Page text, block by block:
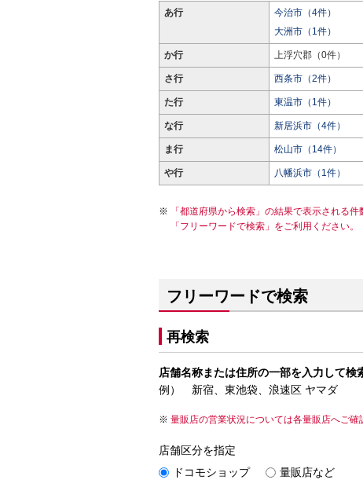
あ行 今治市（4件）
大洲市（1件）
か行 上浮穴郡（0件）
さ行 西条市（2件）
た行 東温市（1件）
な行 新居浜市（4件）
ま行 松山市（14件）
や行 八幡浜市（1件）
「都道府県から検索」の結果で表示される
「フリーワードで検索」をご利用ください。
フリーワードで検索
再検索
店舗名称または住所の一部を入力して検
例） 新宿、東池袋、浪速区 ヤマダ
量販店の営業状況については各量販店へご確
店舗区分を指定
ドコモショップ
量販店など